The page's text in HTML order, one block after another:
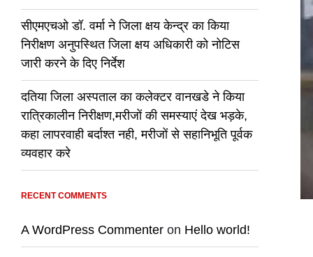
सीएमएचओ डॉ. वर्मा ने जिला क्षय केन्द्र का किया
निरीक्षण अनुपस्थित जिला क्षय अधिकारी को नोटिस
जारी करने के दिए निर्देश
दतिया जिला अस्पताल का कलेक्टर वानखडे ने किया
रात्रिकालीन निरीक्षण,मरीजों की समस्याएं देख भड़के,
कहा लापरवाही बर्दाश्त नही, मरीजों से सहानिभूति पूर्वक
व्यवहार करे
RECENT COMMENTS
A WordPress Commenter on Hello world!